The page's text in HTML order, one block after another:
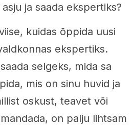
ja saada ekspertiks?
kuidas õppida uusi
ekspertiks.
selgeks, mida sa
mis on sinu huvid ja
oskust, teavet või
on palju lihtsam